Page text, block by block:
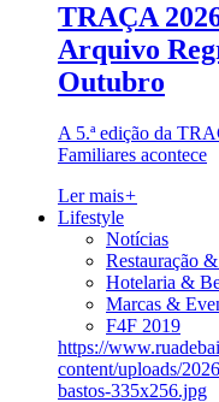
TRAÇA
Arquivo
Outubro
A 5.ª edição da
Familiares acontece
Ler mais+
Lifestyle
Notícias
Restauração
Hotelaria &
Marcas &
F4F 2019
https://
content/uploads/
bastos-335x256.jpg